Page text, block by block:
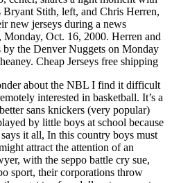
Stith, left, and Chris Herren,
new jerseys during a news
Monday, Oct. 16, 2000. Herren and
by the Denver Nuggets on Monday
Cheap Jerseys free shipping
about the NBL I find it difficult
interested in basketball. It’s a
sans knickers (very popular)
by little boys at school because
it all, In this country boys must
attract the attention of an
with the seppo battle cry sue,
sport, their corporations throw